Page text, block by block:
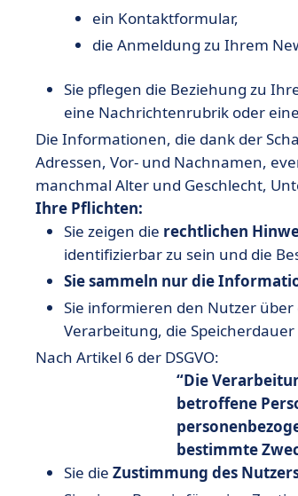
ein Kontaktformular,
die Anmeldung zu Ihrem
Sie pflegen die Beziehung zu
eine Nachrichtenrubrik oder
Die Informationen, die dank der
Adressen, Vor- und Nachnamen,
manchmal Alter und Geschlecht,
Ihre Pflichten:
Sie zeigen die rechtlichen
identifizierbar zu sein und die
Sie sammeln nur die
Sie informieren den Nutzer
Verarbeitung, die
Nach Artikel 6 der DSGVO:
Die
betroffene
bestimmte
Sie die Zustimmung des